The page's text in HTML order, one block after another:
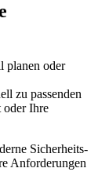
planen oder
zu passenden
oder Ihre
Sicherheits-
Anforderungen